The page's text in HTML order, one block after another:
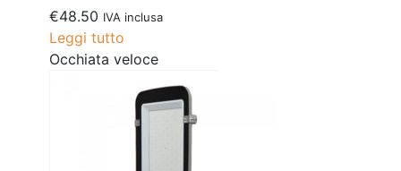
€48.50 IVA inclusa
Leggi tutto
Occhiata veloce